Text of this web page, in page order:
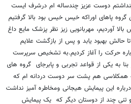
دوست عزیز چندساله ام درشرف ایست
پاهای اوراکه خیس خیس بود بالا گرفتیم
آوردیم، مهربانویی زیز نظر پزشک مایع داغ
حالش بهبود یابد و پس از بازگشت علایم
حرکت را آغاز کردیم.به تشخیص سرپرست
90 درصد مسیر بنا به یکی از قواعد تجربی و پابرجای گروه های
همکلاسی هم پشت سر دوست دردانه ام که
این پیمایش هیجانی ومخاطره آمیز نداشت
تنی چند از دوستان دیگر که یک پیمایش